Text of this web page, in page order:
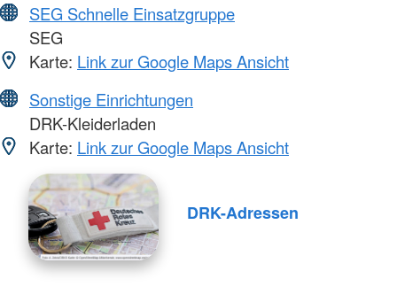
SEG Schnelle Einsatzgruppe
SEG
Karte: Link zur Google Maps Ansicht
Sonstige Einrichtungen
DRK-Kleiderladen
Karte: Link zur Google Maps Ansicht
DRK-Adressen